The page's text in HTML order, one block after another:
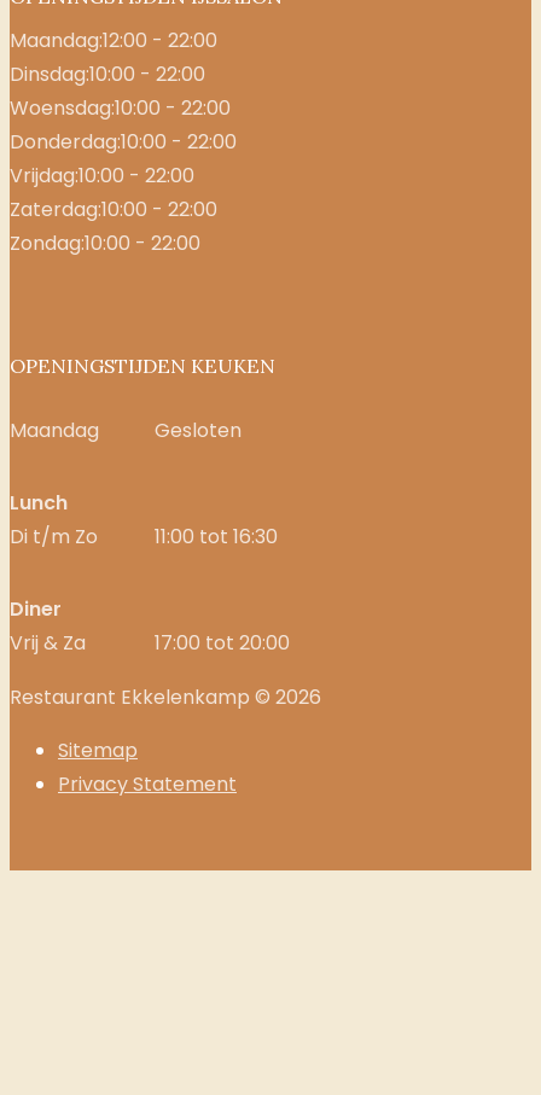
Maandag:12:00 - 22:00
Dinsdag:10:00 - 22:00
Woensdag:10:00 - 22:00
Donderdag:10:00 - 22:00
Vrijdag:10:00 - 22:00
Zaterdag:10:00 - 22:00
Zondag:10:00 - 22:00
OPENINGSTIJDEN KEUKEN
Maandag Gesloten
Lunch
Di t/m Zo
11:00 tot 16:30
Diner
Vrij & Za
17:00 tot 20:00
Restaurant Ekkelenkamp © 2026
Sitemap
Privacy Statement